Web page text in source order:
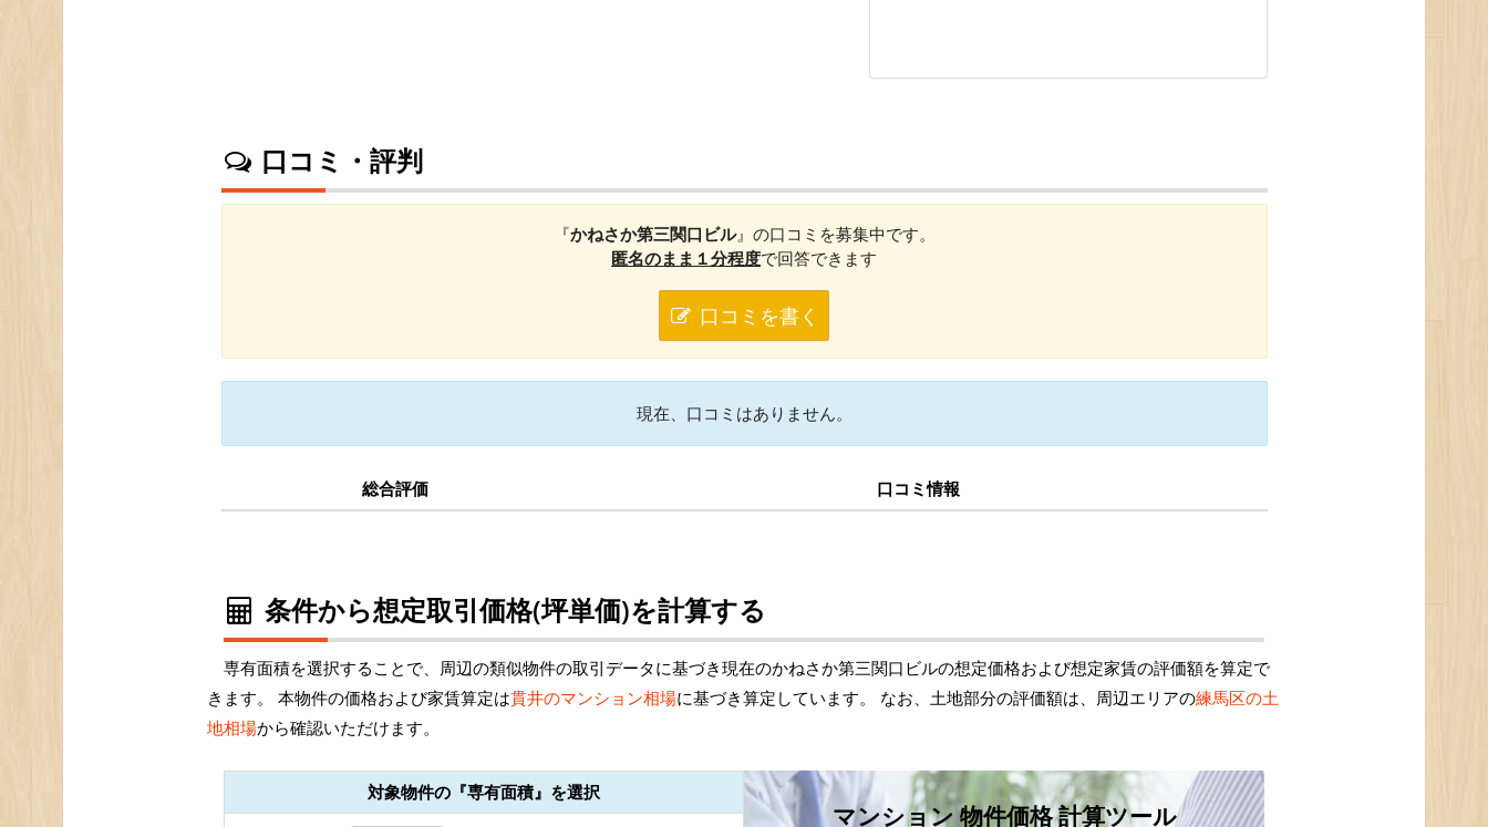
口コミ・評判
『かねさか第三関口ビル』の口コミを募集中です。
匿名のまま１分程度で回答できます
口コミを書く
現在、口コミはありません。
総合評価 口コミ情報
条件から想定取引価格(坪単価)を計算する
専有面積を選択することで、周辺の類似物件の取引データに基づき現在のかねさか第三関口ビルの想定価格および想定家賃の評価額を算定で
きます。 本物件の価格および家賃算定は貫井のマンション相場に基づき算定しています。 なお、土地部分の評価額は、周辺エリアの練馬区の土
地相場から確認いただけます。
対象物件の『専有面積』を選択
マンション 物件価格 計算ツール